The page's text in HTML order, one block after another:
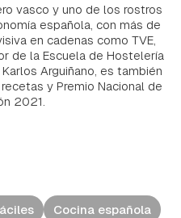
vasco y uno de los rostros
española, con más de
en cadenas como TVE,
de la Escuela de Hostelería
Arguiñano, es también
y Premio Nacional de
2021.
Cocina española